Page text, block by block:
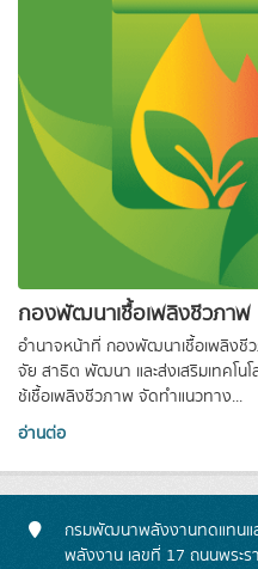
กองพัฒนาเชื้อเพลิงชีวภาพ
อำนาจหน้าที่ กองพัฒนาเชื้อเพลิง
จัย สาธิต พัฒนา และส่งเสริมเทคโน
ช้เชื้อเพลิงชีวภาพ จัดทําแนวทาง...
อ่านต่อ
กรมพัฒนาพลังงานทดแทนแ
พลังงาน เลขที่ 17 ถนนพระ